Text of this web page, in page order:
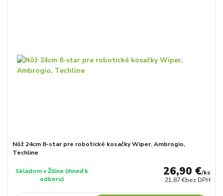
Nôž 24cm 8-star pre robotické kosačky Wiper, Ambrogio,
Techline
26,90 €/ks
21,87 €bez DPH
Skladom v Žiline (ihneď k
odberu)